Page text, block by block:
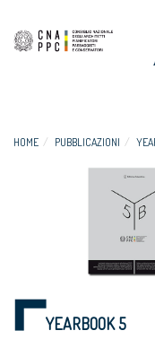
HOME PUBBLICAZIONI
YEARBOOK 5